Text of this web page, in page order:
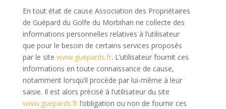
En tout état de cause Association des Propriétaires
de Guépard du Golfe du Morbihan ne collecte des
informations personnelles relatives à l’utilisateur
que pour le besoin de certains services proposés
par le site www.guepards.fr. L’utilisateur fournit ces
informations en toute connaissance de cause,
notamment lorsqu’il procède par lui-même à leur
saisie. Il est alors précisé à l’utilisateur du site
www.guepards.frl’obligation ou non de fournir ces